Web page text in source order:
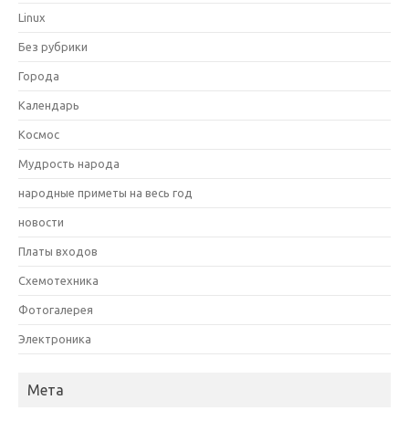
Linux
Без рубрики
Города
Календарь
Космос
Мудрость народа
народные приметы на весь год
новости
Платы входов
Схемотехника
Фотогалерея
Электроника
Мета